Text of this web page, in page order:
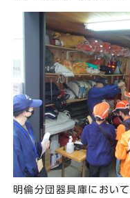
明倫分団器具庫におい